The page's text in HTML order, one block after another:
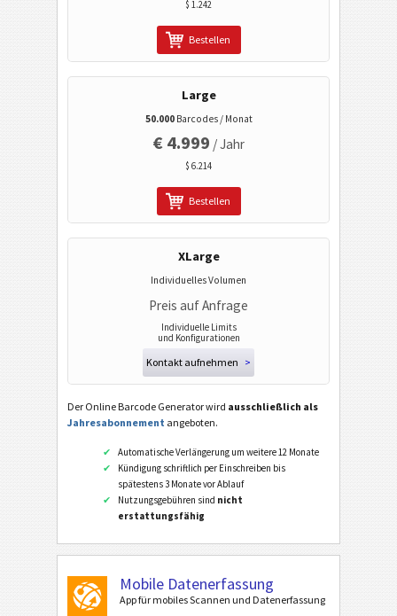
$ 1.242
Bestellen
Large
50.000Barcodes / Monat
€ 4.999 / Jahr
$ 6.214
Bestellen
XLarge
Individuelles Volumen
Preis auf Anfrage
Individuelle Limits
und Konfigurationen
Kontakt aufnehmen >
Der Online Barcode Generator wird ausschließlich als
Jahresabonnement angeboten.
Automatische Verlängerung um weitere 12 Monate
Kündigung schriftlich per Einschreiben bis
spätestens 3 Monate vor Ablauf
Nutzungsgebühren sind nicht
erstattungsfähig
Mobile Datenerfassung
App für mobiles Scannen und Datenerfassung